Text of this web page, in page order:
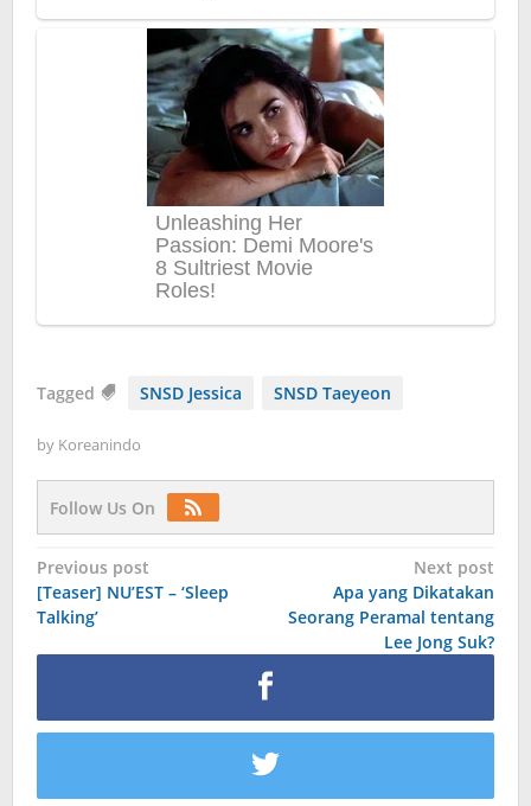
Tagged SNSD Jessica SNSD Taeyeon
by Koreanindo
Follow Us On
Post
navigation
Previous post
[Teaser] NU’EST – ‘Sleep
Talking’
Next post
Apa yang Dikatakan
Seorang Peramal tentang
Lee Jong Suk?